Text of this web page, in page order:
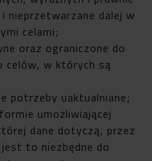
nieprzetwarzane dalej w
celami;
oraz ograniczone do
celów, w których są
potrzeby uaktualniane;
umożliwiającej
dane dotyczą, przez
to niezbędne do